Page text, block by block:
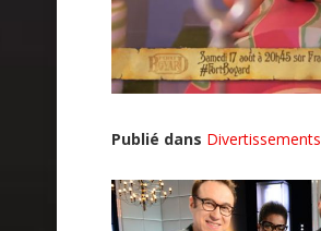
Publié dans Divertissements